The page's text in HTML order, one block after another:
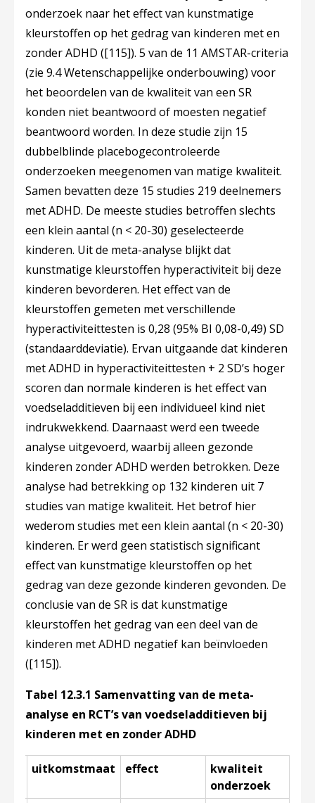
onderzoek naar het effect van kunstmatige
kleurstoffen op het gedrag van kinderen met en
zonder ADHD ([115]). 5 van de 11 AMSTAR-criteria
(zie 9.4 Wetenschappelijke onderbouwing) voor
het beoordelen van de kwaliteit van een SR
konden niet beantwoord of moesten negatief
beantwoord worden. In deze studie zijn 15
dubbelblinde placebogecontroleerde
onderzoeken meegenomen van matige kwaliteit.
Samen bevatten deze 15 studies 219 deelnemers
met ADHD. De meeste studies betroffen slechts
een klein aantal (n < 20-30) geselecteerde
kinderen. Uit de meta-analyse blijkt dat
kunstmatige kleurstoffen hyperactiviteit bij deze
kinderen bevorderen. Het effect van de
kleurstoffen gemeten met verschillende
hyperactiviteittesten is 0,28 (95% BI 0,08-0,49) SD
(standaarddeviatie). Ervan uitgaande dat kinderen
met ADHD in hyperactiviteittesten + 2 SD’s hoger
scoren dan normale kinderen is het effect van
voedseladditieven bij een individueel kind niet
indrukwekkend. Daarnaast werd een tweede
analyse uitgevoerd, waarbij alleen gezonde
kinderen zonder ADHD werden betrokken. Deze
analyse had betrekking op 132 kinderen uit 7
studies van matige kwaliteit. Het betrof hier
wederom studies met een klein aantal (n < 20-30)
kinderen. Er werd geen statistisch significant
effect van kunstmatige kleurstoffen op het
gedrag van deze gezonde kinderen gevonden. De
conclusie van de SR is dat kunstmatige
kleurstoffen het gedrag van een deel van de
kinderen met ADHD negatief kan beïnvloeden
([115]).
Tabel 12.3.1 Samenvatting van de meta-
analyse en RCT’s van voedseladditieven bij
kinderen met en zonder ADHD
uitkomstmaat effect
kwaliteit
onderzoek